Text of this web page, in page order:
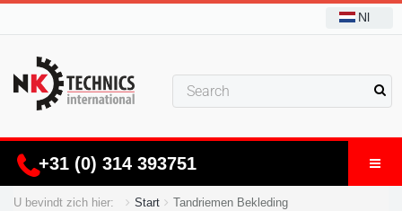
Nl
+31 (0) 314 393751
U bevindt zich hier: Start Tandriemen Bekleding